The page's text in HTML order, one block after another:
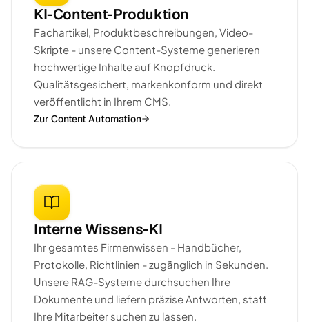
KI-Content-Produktion
Fachartikel, Produktbeschreibungen, Video-
Skripte - unsere Content-Systeme generieren
hochwertige Inhalte auf Knopfdruck.
Qualitätsgesichert, markenkonform und direkt
veröffentlicht in Ihrem CMS.
Zur Content Automation
Interne Wissens-KI
Ihr gesamtes Firmenwissen - Handbücher,
Protokolle, Richtlinien - zugänglich in Sekunden.
Unsere RAG-Systeme durchsuchen Ihre
Dokumente und liefern präzise Antworten, statt
Ihre Mitarbeiter suchen zu lassen.